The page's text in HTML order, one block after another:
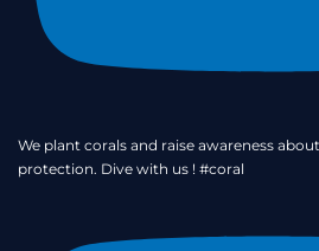
We plant corals and raise awareness
protection. Dive with us ! #coral